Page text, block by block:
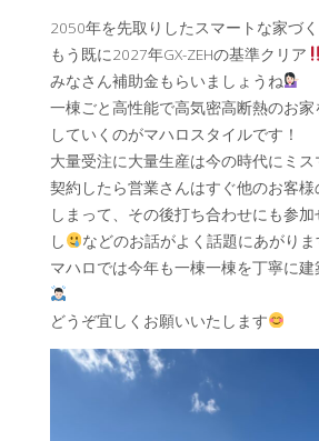
2050年を先取りしたスマートな家づ
もう既に2027年GX-ZEHの基準クリア
みなさん補助金もらいましょうね
一棟ごと高性能で高気密高断熱のお
していくのがマハロスタイルです！
大量受注に大量生産は今の時代にミス
契約したら営業さんはすぐ他のお客
しまって、その後打ち合わせにも参
し
などのお話がよく話題にあがりま
マハロでは今年も一棟一棟を丁寧に
どうぞ宜しくお願いいたします